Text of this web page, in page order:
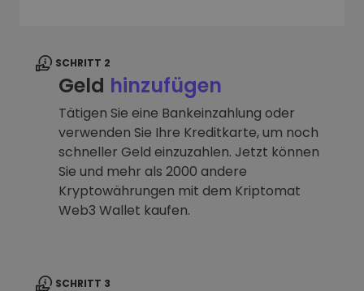
SCHRITT 2
Geld hinzufügen
Tätigen Sie eine Bankeinzahlung oder
verwenden Sie Ihre Kreditkarte, um noch
schneller Geld einzuzahlen. Jetzt können
Sie und mehr als 2000 andere
Kryptowährungen mit dem Kriptomat
Web3 Wallet kaufen.
SCHRITT 3